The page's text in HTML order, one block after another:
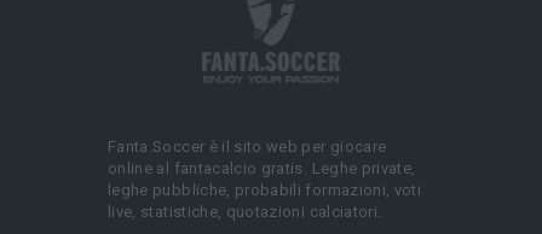
Fanta.Soccer è il sito web per giocare
online al fantacalcio gratis. Leghe private,
leghe pubbliche, probabili formazioni, voti
live, statistiche, quotazioni calciatori.